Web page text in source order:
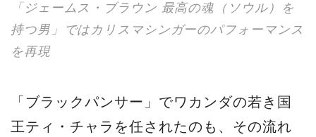
「ジェームス・ブラウン 最高の魂（ソウル）を
持つ男」ではカリスマシンガーのパフォーマンス
を再現
「ブラックパンサー」でワカンダの若き国
王ティ・チャラを任されたのも、その流れ